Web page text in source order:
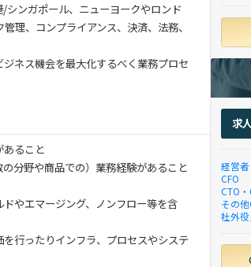
ンガポール、ニューヨークやロンド
理、コンプライアンス、決済、法務、
ネス機会を最大化するべく業務プロセ
ること
分野や商品での）業務経験があること
やエマージング、ノンフロー等を含
行ったりインフラ、プロセスやシステ
求
経営
CFO
CTO・
その他
社外